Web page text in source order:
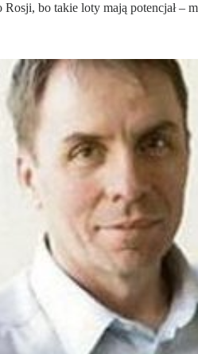
bo takie loty mają potencjał –